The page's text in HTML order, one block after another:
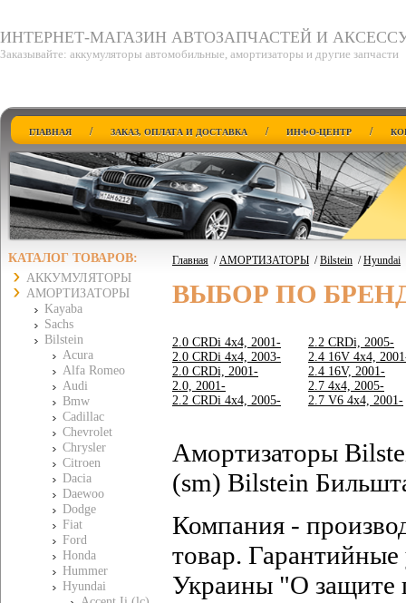
ИНТЕРНЕТ-МАГАЗИН АВТОЗАПЧАСТЕЙ И
Заказывайте: аккумуляторы автомобильные, амортизаторы и другие запчасти
ГЛАВНАЯ / ЗАКАЗ, ОПЛАТА И ДОСТАВКА / ИНФО-ЦЕНТР /
КАТАЛОГ ТОВАРОВ:
АККУМУЛЯТОРЫ
АМОРТИЗАТОРЫ
Kayaba
Sachs
Bilstein
Acura
Alfa Romeo
Audi
Bmw
Cadillac
Chevrolet
Chrysler
Citroen
Dacia
Daewoo
Dodge
Fiat
Ford
Honda
Hummer
Hyundai
Главная /АМОРТИЗАТОРЫ /Bilstein /Hyundai
ВЫБОР ПО
2.0 CRDi 4x4, 2001-
2.0 CRDi 4x4, 2003-
2.0 CRDi, 2001-
2.0, 2001-
2.2 CRDi 4x4, 2005-
2.2 CRDi, 2005-
2.4 16V 4x4,
2.4 16V, 2001-
2.7 4x4, 2005-
2.7 V6 4x4, 2001-
Амортизаторы
(sm) Bilstein
Компания -
товар. Гарантийные
Украины "О защите